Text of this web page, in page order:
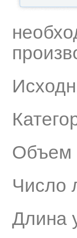
Объем
Число
Длина